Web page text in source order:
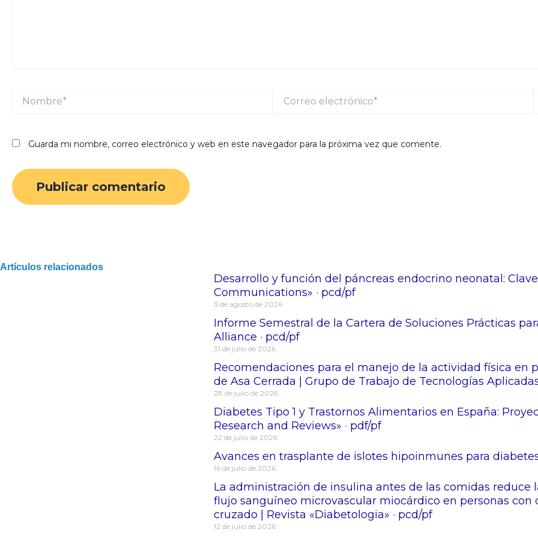
Nombre*
electrónico*
Guarda mi nombre, correo electrónico y web en este navegador para la próxima vez que comente.
Artículos relacionados
Desarrollo y función del páncreas endocrino neonatal:
Communications» · pcd/pf
3 de agosto de 2026
Informe Semestral de la Cartera de Soluciones Prácticas
Alliance · pcd/pf
31 de julio de 2026
Recomendaciones para el manejo de la actividad física en
de Asa Cerrada | Grupo de Trabajo de Tecnologías
28 de julio de 2026
Diabetes Tipo 1 y Trastornos Alimentarios en España:
Research and Reviews» · pdf/pf
22 de julio de 2026
Avances en trasplante de islotes hipoinmunes para
16 de julio de 2026
La administración de insulina antes de las comidas
flujo sanguíneo microvascular miocárdico en personas con
cruzado | Revista «Diabetologia» · pcd/pf
12 de julio de 2026